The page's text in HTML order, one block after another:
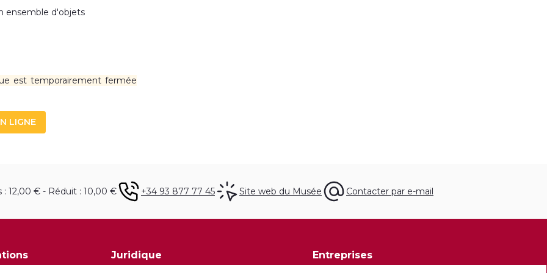
ensemble d'objets
Casas, Nonell,
entre autres.
des œuvres de
peut aussi voir
est temporairement fermée
LIGNE
: 12,00 € - Réduit : 10,00 € +34 93 877 77 45 Site web du Musée Contacter par e-mail
Juridique Entreprises